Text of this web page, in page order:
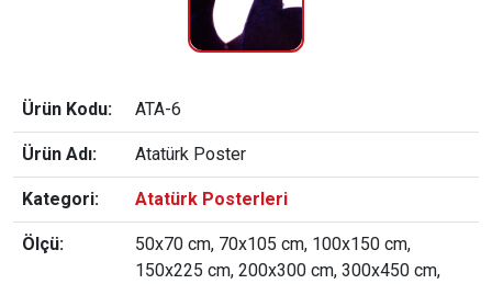
Ürün Kodu: ATA-6
Ürün Adı: Atatürk Poster
Kategori: Atatürk Posterleri
Ölçü:
50x70 cm, 70x105 cm, 100x150 cm,
150x225 cm, 200x300 cm, 300x450 cm,